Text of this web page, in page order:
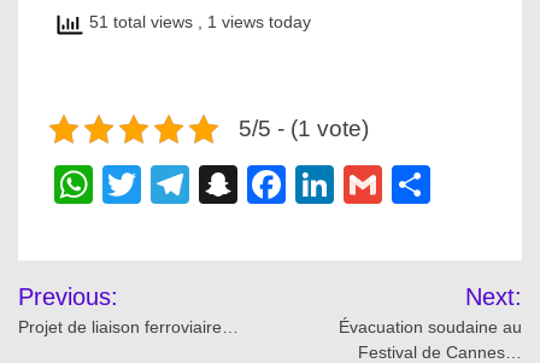
51 total views , 1 views today
5/5 - (1 vote)
WhatsApp
Twitter
Telegram
Snapchat
Facebook
LinkedIn
Gmail
Post
navigation
Previous:
Projet de liaison ferroviaire…
Next:
Évacuation soudaine au
Festival de Cannes…